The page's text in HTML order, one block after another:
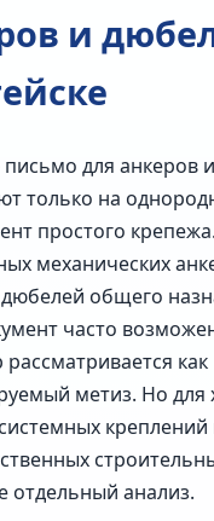
и
письмо для анкеров
только на
простого
механических
общего
часто
рассматривается как
метиз. Но для
отдельный анализ.